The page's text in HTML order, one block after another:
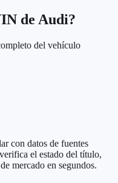
de Audi?
del vehículo
con datos de fuentes
el estado del título,
mercado en segundos.